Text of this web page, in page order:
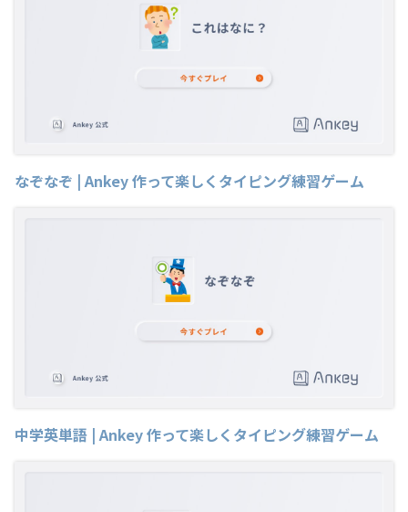
なぞなぞ | Ankey 作って楽しくタイピング練習ゲーム
中学英単語 | Ankey 作って楽しくタイピング練習ゲーム